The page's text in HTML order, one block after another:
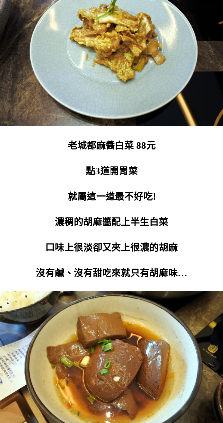
老城都麻醬白菜 88元
點3道開胃菜
就屬這一道最不好吃!
濃稠的胡麻醬配上半生白菜
口味上很淡卻又夾上很濃的胡麻
沒有鹹、沒有甜吃來就只有胡麻味…